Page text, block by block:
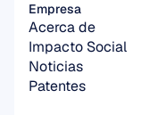
Empresa
Acerca de
Impacto Social
Noticias
Patentes